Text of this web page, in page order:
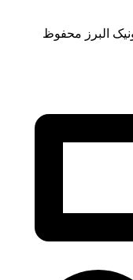
البرز محفوظ